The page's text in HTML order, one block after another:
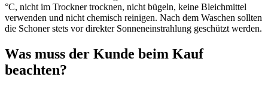
°C, nicht im Trockner trocknen, nicht bügeln, keine Bleichmittel
verwenden und nicht chemisch reinigen. Nach dem Waschen sollten
die Schoner stets vor direkter Sonneneinstrahlung geschützt werden.
Was muss der Kunde beim Kauf
beachten?